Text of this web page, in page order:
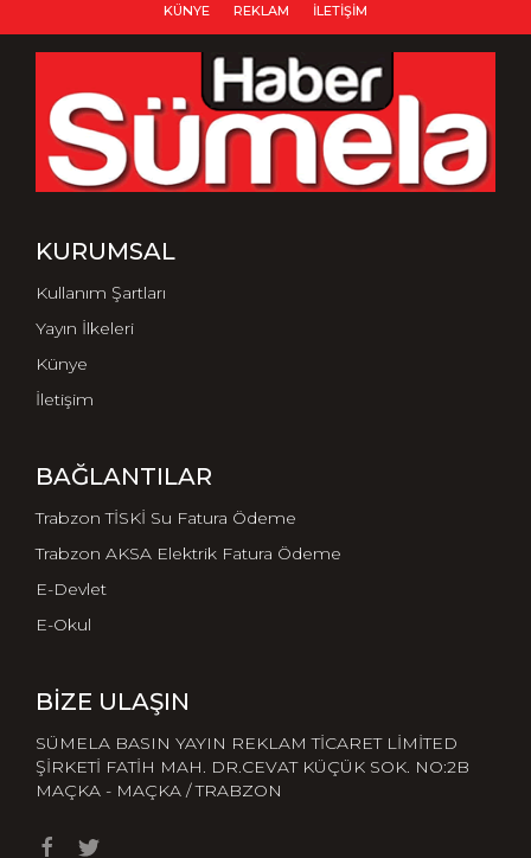
KÜNYE REKLAM İLETIŞIM
KURUMSAL
Kullanım Şartları
Yayın İlkeleri
Künye
İletişim
BAĞLANTILAR
Trabzon TİSKİ Su Fatura Ödeme
Trabzon AKSA Elektrik Fatura Ödeme
E-Devlet
E-Okul
BIZE ULAŞIN
SÜMELA BASIN YAYIN REKLAM TİCARET LİMİTED
ŞİRKETİ FATİH MAH. DR.CEVAT KÜÇÜK SOK. NO:2B
MAÇKA - MAÇKA / TRABZON